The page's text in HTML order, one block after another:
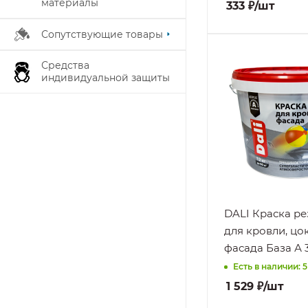
материалы
Сопутствующие товары
Средства
индивидуальной защиты
бытовых моющих
333 ₽/шт
OSB, Бетон,
Гипсокартон,
ДВП, ДСП,
Дерево,
Минеральные
поверхности,
Оцинкованный
металл, Цемент,
Штукатурка
Нанесение
На
подготовленную
поверхность,
плюсовых
DALI Краска
для кровли,
фасада База А
Есть в наличии: 5
1 529 ₽/шт